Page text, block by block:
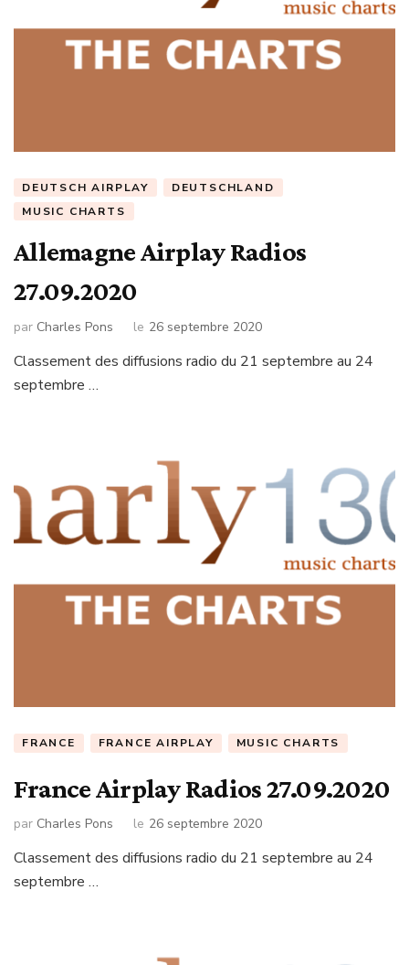
DEUTSCH AIRPLAY
DEUTSCHLAND
MUSIC CHARTS
Allemagne Airplay Radios
27.09.2020
par Charles Pons le 26 septembre 2020
Classement des diffusions radio du 21 septembre au 24
septembre …
FRANCE FRANCE AIRPLAY MUSIC CHARTS
France Airplay Radios 27.09.2020
par Charles Pons le 26 septembre 2020
Classement des diffusions radio du 21 septembre au 24
septembre …